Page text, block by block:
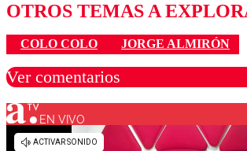
OTROS TEMAS A
COLO COLO JORGE ALMIRÓN
Ver comentarios
Los comentarios son moderados para
diálogo respetuoso.
EN VIVO